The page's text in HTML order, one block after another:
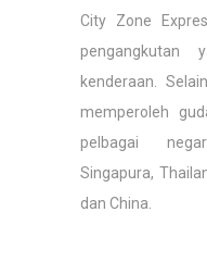
City Zone
pengangkutan
kenderaan.
memperoleh
pelbagai
Singapura,
dan China.